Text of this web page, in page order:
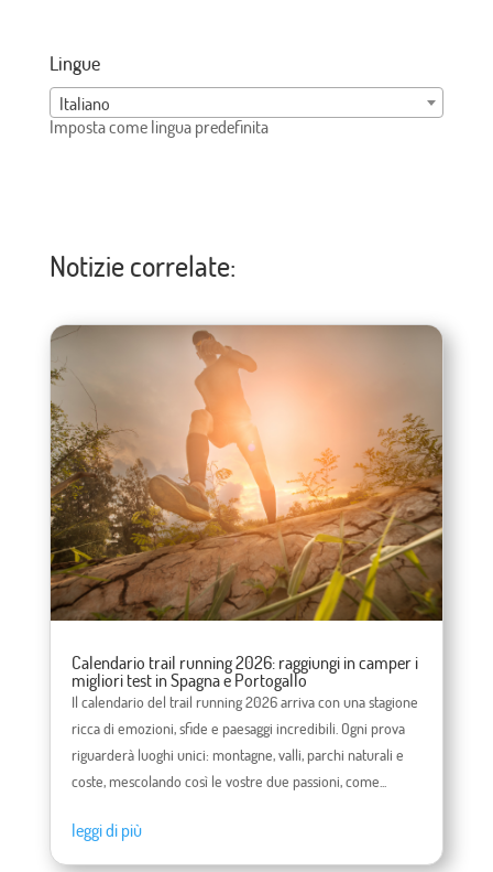
Lingue
Italiano
Imposta come lingua predefinita
Notizie correlate:
Calendario trail running 2026: raggiungi in camper i
migliori test in Spagna e Portogallo
Il calendario del trail running 2026 arriva con una stagione
ricca di emozioni, sfide e paesaggi incredibili. Ogni prova
riguarderà luoghi unici: montagne, valli, parchi naturali e
coste, mescolando così le vostre due passioni, come...
leggi di più